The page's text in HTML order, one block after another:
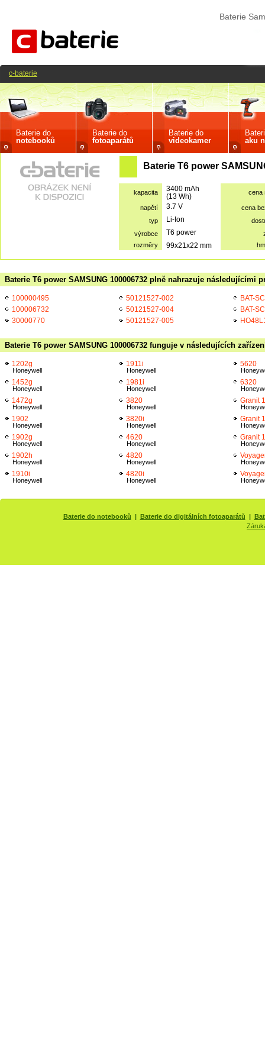
Baterie
Baterie do
notebooků
Baterie do
fotoaparátů
Baterie do
videokamer
aku
Baterie T6 power
kapacita
3400 mAh
(13 Wh)
cena
napětí 3.7 V
cena
typ
Li-Ion
výrobce
T6 power
rozměry
99x21x22 mm
Baterie T6 power SAMSUNG 100006732 plně nahrazuje následujícími
100000495
100006732
30000770
50121527-002
50121527-004
50121527-005
BAT-
BAT-
Baterie T6 power SAMSUNG 100006732 funguje v následujících
1202g
Honeywell
1452g
Honeywell
1472g
Honeywell
1902
Honeywell
1902g
Honeywell
1902h
Honeywell
1910i
Honeywell
1911i
Honeywell
1981i
Honeywell
3820
Honeywell
3820i
Honeywell
4620
Honeywell
4820
Honeywell
4820i
Honeywell
5620
6320
Granit
Granit
Granit
c-baterie
Baterie do notebooků | Baterie do digitálních fotoaparátů |